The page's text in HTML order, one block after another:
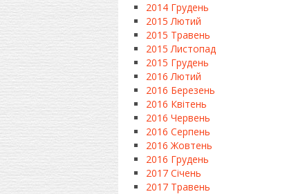
2014 Грудень
2015 Лютий
2015 Травень
2015 Листопад
2015 Грудень
2016 Лютий
2016 Березень
2016 Квітень
2016 Червень
2016 Серпень
2016 Жовтень
2016 Грудень
2017 Січень
2017 Травень